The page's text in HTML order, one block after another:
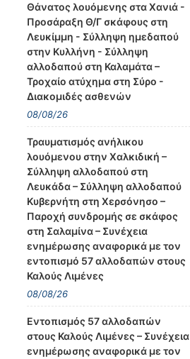
Θάνατος λουόμενης στα Χανιά -
Προσάραξη Θ/Γ σκάφους στη
Λευκίμμη - Σύλληψη ημεδαπού
στην Κυλλήνη - Σύλληψη
αλλοδαπού στη Καλαμάτα –
Τροχαίο ατύχημα στη Σύρο -
Διακομιδές ασθενών
08/08/26
Τραυματισμός ανήλικου
λουόμενου στην Χαλκιδική –
Σύλληψη αλλοδαπού στη
Λευκάδα – Σύλληψη αλλοδαπού
Κυβερνήτη στη Χερσόνησο –
Παροχή συνδρομής σε σκάφος
στη Σαλαμίνα – Συνέχεια
ενημέρωσης αναφορικά με τον
εντοπισμό 57 αλλοδαπών στους
Καλούς Λιμένες
08/08/26
Εντοπισμός 57 αλλοδαπών
στους Καλούς Λιμένες – Συνέχεια
ενημέρωσης αναφορικά με τον